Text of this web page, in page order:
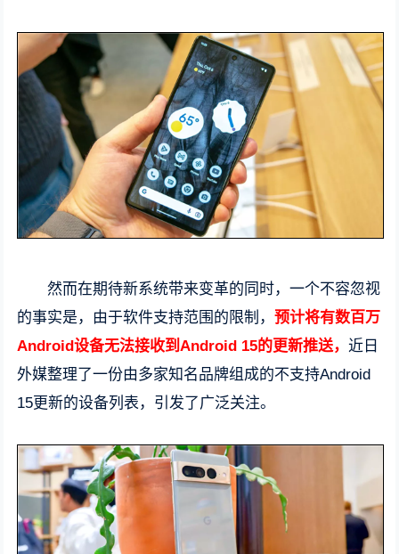
然而在期待新系统带来变革的同时，一个不容忽视
的事实是，由于软件支持范围的限制，预计将有数百万
Android设备无法接收到Android 15的更新推送，近日
外媒整理了一份由多家知名品牌组成的不支持Android
15更新的设备列表，引发了广泛关注。